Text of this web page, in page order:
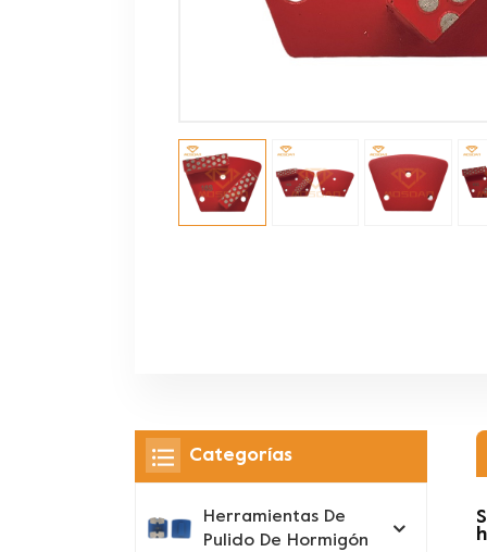
Categorías
Herramientas De
Pulido De Hormigón